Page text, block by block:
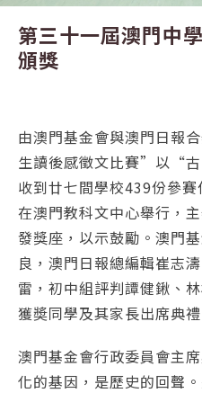
第三十一屆澳門中
頒獎
由澳門基金會與澳門日報
生讀後感徵文比賽”以“
收到廿七間學校439份參
在澳門教科文中心舉行，
發獎座，以示鼓勵。澳門
良，澳門日報總編輯崔志
雷，初中組評判譚健鍬、
獲奬同學及其家長出席典禮
澳門基金會行政委員會主
化的基因，是歷史的回聲